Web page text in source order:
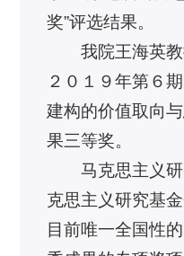
奖”评选结果。
我院王海英
２０１９年第６
建构的价值取向
果三等奖。
马克思主义
克思主义研究基
目前唯一全国性